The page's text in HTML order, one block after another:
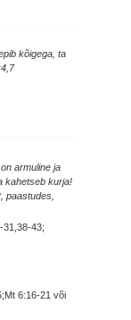
kõigega, ta
armuline ja
kahetseb kurja!
paastudes,
31,38-43;
6:16-21 või